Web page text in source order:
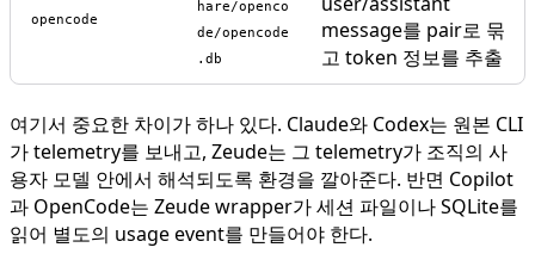
opencode
hare/openco
de/opencode
.db
message를 pair로 묶
고 token 정보를 추출
여기서 중요한 차이가 하나 있다. Claude와 Codex는 원본 CLI
가 telemetry를 보내고, Zeude는 그 telemetry가 조직의 사
용자 모델 안에서 해석되도록 환경을 깔아준다. 반면 Copilot
과 OpenCode는 Zeude wrapper가 세션 파일이나 SQLite를
읽어 별도의 usage event를 만들어야 한다.